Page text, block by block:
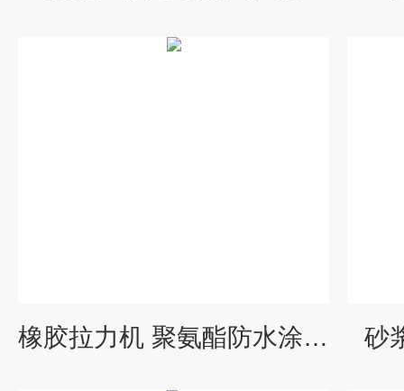
橡胶拉力机 聚氨酯防水涂料拉伸试验机 砂